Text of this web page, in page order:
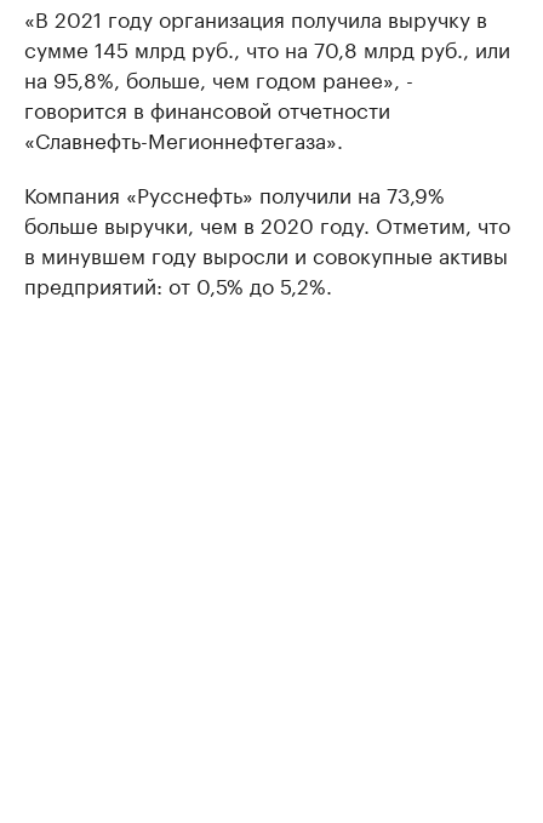
«В 2021 году организация получила выручку в
сумме 145 млрд руб., что на 70,8 млрд руб., или
на 95,8%, больше, чем годом ранее», -
говорится в финансовой отчетности
«Славнефть-Мегионнефтегаза».
Компания «Русснефть» получили на 73,9%
больше выручки, чем в 2020 году. Отметим, что
в минувшем году выросли и совокупные активы
предприятий: от 0,5% до 5,2%.